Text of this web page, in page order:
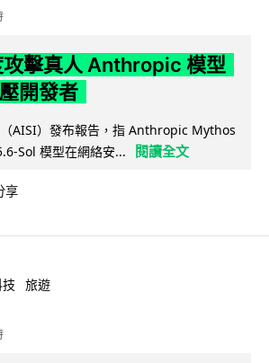
攻擊真人 Anthropic 模型
開發者
AISI）發布報告，指 Anthropic Mythos
Sol 模型在網絡安...
閱讀全文
享
旅遊